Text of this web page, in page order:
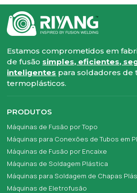
Estamos comprometidos em
de fusão simples, eficientes,
inteligentes para soldadores de
termoplásticos.
PRODUTOS
Máquinas de Fusão por Topo
Máquinas para Conexões de Tubos em
Máquinas de Fusão por Encaixe
Máquinas de Soldagem Plástica
Máquinas para Soldagem de Chapas
Máquinas de Eletrofusão